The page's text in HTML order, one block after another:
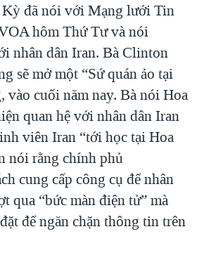
SÓNG TRỘM HẢI SÂM
VỌNG TỪ NÔNG THÔN MỸ
đã nói với Mạng lưới Tin
hôm Thứ Tư và nói
nhân dân Iran. Bà Clinton
sẽ mở một “Sứ quán ảo tại
vào cuối năm nay. Bà nói Hoa
quan hệ với nhân dân Iran
viên Iran “tới học tại Hoa
nói rằng chính phủ
cung cấp công cụ để nhân
qua “bức màn điện tử” mà
để ngăn chặn thông tin trên